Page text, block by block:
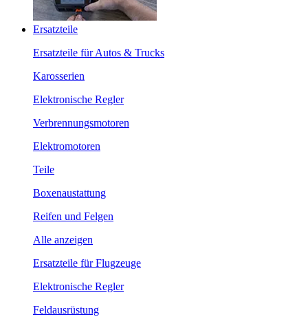
Ersatzteile
Ersatzteile für Autos & Trucks
Karosserien
Elektronische Regler
Verbrennungsmotoren
Elektromotoren
Teile
Boxenaustattung
Reifen und Felgen
Alle anzeigen
Ersatzteile für Flugzeuge
Elektronische Regler
Feldausrüstung